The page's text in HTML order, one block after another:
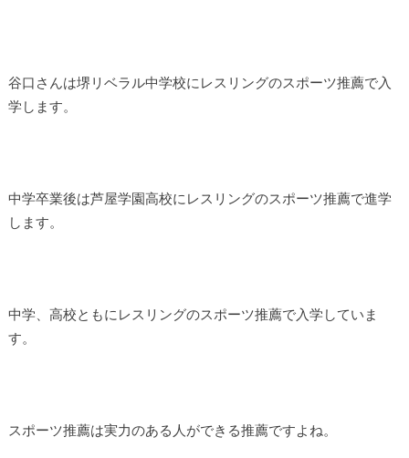
谷口さんは堺リベラル中学校にレスリングのスポーツ推薦で入
学します。
中学卒業後は芦屋学園高校にレスリングのスポーツ推薦で進学
します。
中学、高校ともにレスリングのスポーツ推薦で入学していま
す。
スポーツ推薦は実力のある人ができる推薦ですよね。